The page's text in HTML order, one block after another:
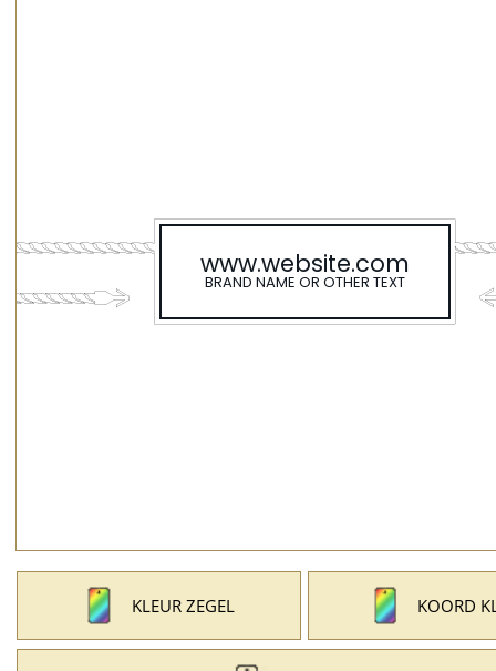
KLEUR ZEGEL KOORD